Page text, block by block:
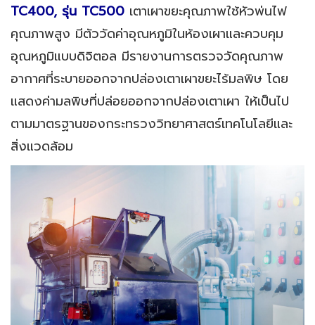
TC400, รุ่น TC500 เตาเผาขยะคุณภาพใช้หัวพ่นไฟ
คุณภาพสูง มีตัววัดค่าอุณหภูมิในห้องเผาและควบคุม
อุณหภูมิแบบดิจิตอล มีรายงานการตรวจวัดคุณภาพ
อากาศที่ระบายออกจากปล่องเตาเผาขยะไร้มลพิษ โดย
แสดงค่ามลพิษที่ปล่อยออกจากปล่องเตาเผา ให้เป็นไป
ตามมาตรฐานของกระทรวงวิทยาศาสตร์เทคโนโลยีและ
สิ่งแวดล้อม